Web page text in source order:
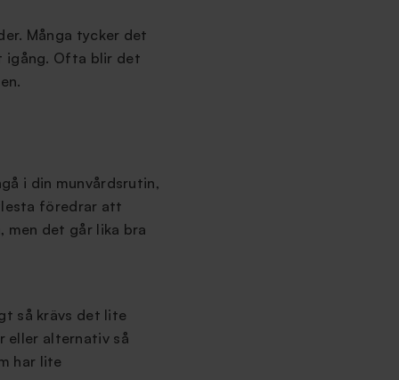
Många tycker det
igång. Ofta blir det
i din munvårdsrutin,
föredrar att
men det går lika bra
så krävs det lite
eller alternativ så
har lite